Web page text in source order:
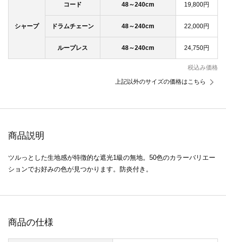
シャープ
コード 48～240cm 19,800円
ドラムチェーン 48～240cm 22,000円
ループレス 48～240cm 24,750円
税込み価格
上記以外のサイズの価格はこちら
商品説明
ツルっとした生地感が特徴的な遮光1級の無地。50色のカラーバリエー
ションでお好みの色が見つかります。防炎付き。
商品の仕様